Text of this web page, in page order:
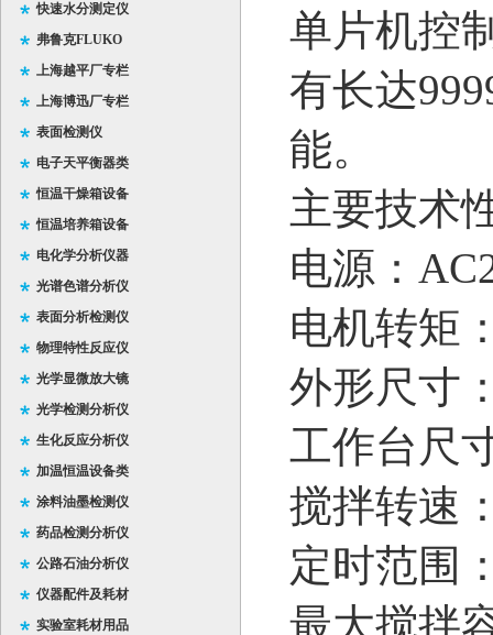
快速水分测定仪
弗鲁克FLUKO
上海越平厂专栏
上海博迅厂专栏
表面检测仪
电子天平衡器类
恒温干燥箱设备
恒温培养箱设备
电化学分析仪器
光谱色谱分析仪
表面分析检测仪
物理特性反应仪
光学显微放大镜
光学检测分析仪
生化反应分析仪
加温恒温设备类
涂料油墨检测仪
药品检测分析仪
公路石油分析仪
仪器配件及耗材
实验室耗材用品
单片机控
有长达
能。
主要技术
电源：
电机转矩
外形尺寸
工作台尺
搅拌转速
定时范围
最大搅拌